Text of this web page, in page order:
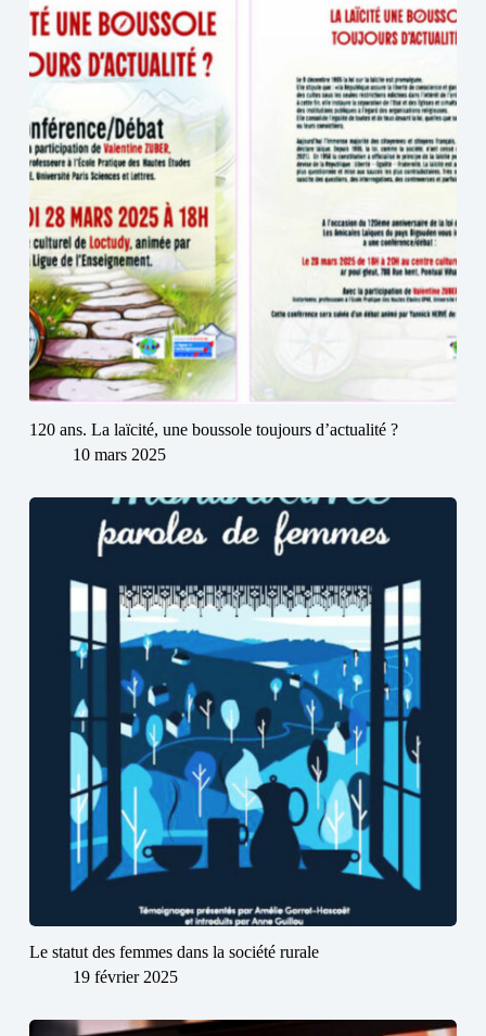
120 ans. La laïcité, une boussole toujours d’actualité ?
10 mars 2025
Le statut des femmes dans la société rurale
19 février 2025